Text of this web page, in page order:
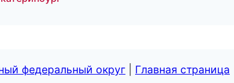
федеральный округ Главная страница